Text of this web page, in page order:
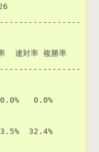
対率 複勝率
0.0%
32.4%